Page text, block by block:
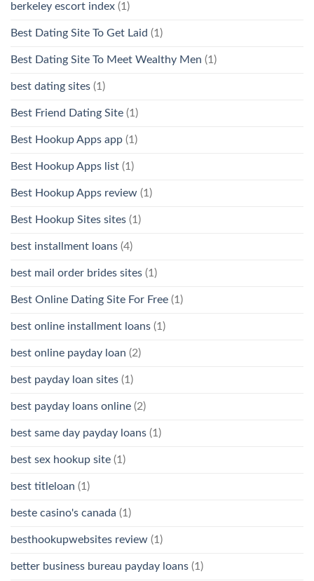
berkeley escort index (1)
Best Dating Site To Get Laid (1)
Best Dating Site To Meet Wealthy Men (1)
best dating sites (1)
Best Friend Dating Site (1)
Best Hookup Apps app (1)
Best Hookup Apps list (1)
Best Hookup Apps review (1)
Best Hookup Sites sites (1)
best installment loans (4)
best mail order brides sites (1)
Best Online Dating Site For Free (1)
best online installment loans (1)
best online payday loan (2)
best payday loan sites (1)
best payday loans online (2)
best same day payday loans (1)
best sex hookup site (1)
best titleloan (1)
beste casino's canada (1)
besthookupwebsites review (1)
better business bureau payday loans (1)